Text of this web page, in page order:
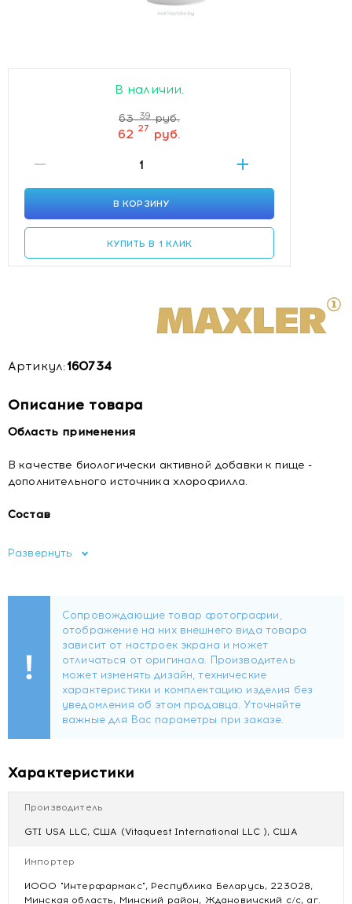
В наличии.
63 39 руб.
62 27 руб.
В КОРЗИНУ
КУПИТЬ В 1 КЛИК
Артикул:160734
Описание товара
Область применения
В качестве биологически активной добавки к пище -
дополнительного источника хлорофилла.
Состав
Очищенная вода, растительный глицерин (загуститель
(подсластитель Е960), сорбат калия (консервант Е202),
бензонат натрия (консервант Е211), ксантановая камедь
(загуститель Е415).
Форма выпуска
Жидкость во флаконе объёмом 450 мл.
1 порция (15 мл) содержит:
медь – 2,5 мг.
Рекомендации по применению
ложку, 15 мл) в день в чистом виде либо размешав в 100
месяца.
Развернуть
Характеристики
Производитель
GTI USA LLC, США (Vitaquest International LLC ), США
Импортер
ИООО "Интерфармакс", Республика Беларусь, 223028,
Минская область, Минский район, Ждановичский с/с, аг.